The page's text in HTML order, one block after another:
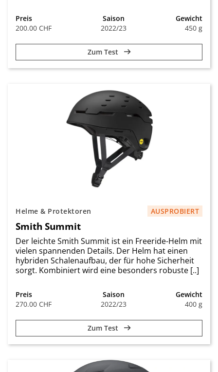
Preis
200.00 CHF
Saison
2022/23
Gewicht
450 g
Zum Test
Helme & Protektoren AUSPROBIERT
Smith Summit
Der leichte Smith Summit ist ein Freeride-Helm mit
vielen spannenden Details. Der Helm hat einen
hybriden Schalenaufbau, der für hohe Sicherheit
sorgt. Kombiniert wird eine besonders robuste [..]
Preis
270.00 CHF
Saison
2022/23
Gewicht
400 g
Zum Test